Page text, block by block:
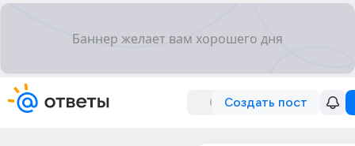
Создать пост